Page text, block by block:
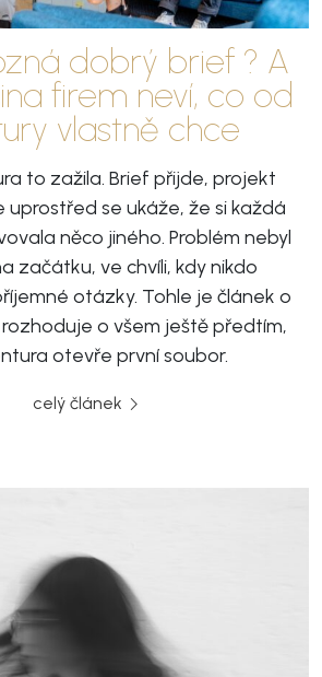
dobrý brief ? A
firem neví, co od
vlastně chce
to zažila. Brief přijde, projekt
uprostřed se ukáže, že si každá
něco jiného. Problém nebyl
začátku, ve chvíli, kdy nikdo
otázky. Tohle je článek o
o všem ještě předtím,
otevře první soubor.
celý článek